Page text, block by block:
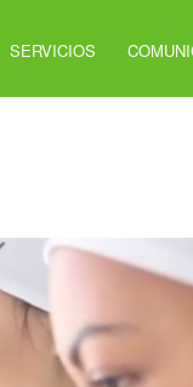
SERVICIOS